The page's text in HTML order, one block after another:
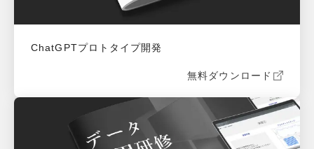
ChatGPTプロトタイプ開発
無料ダウンロード